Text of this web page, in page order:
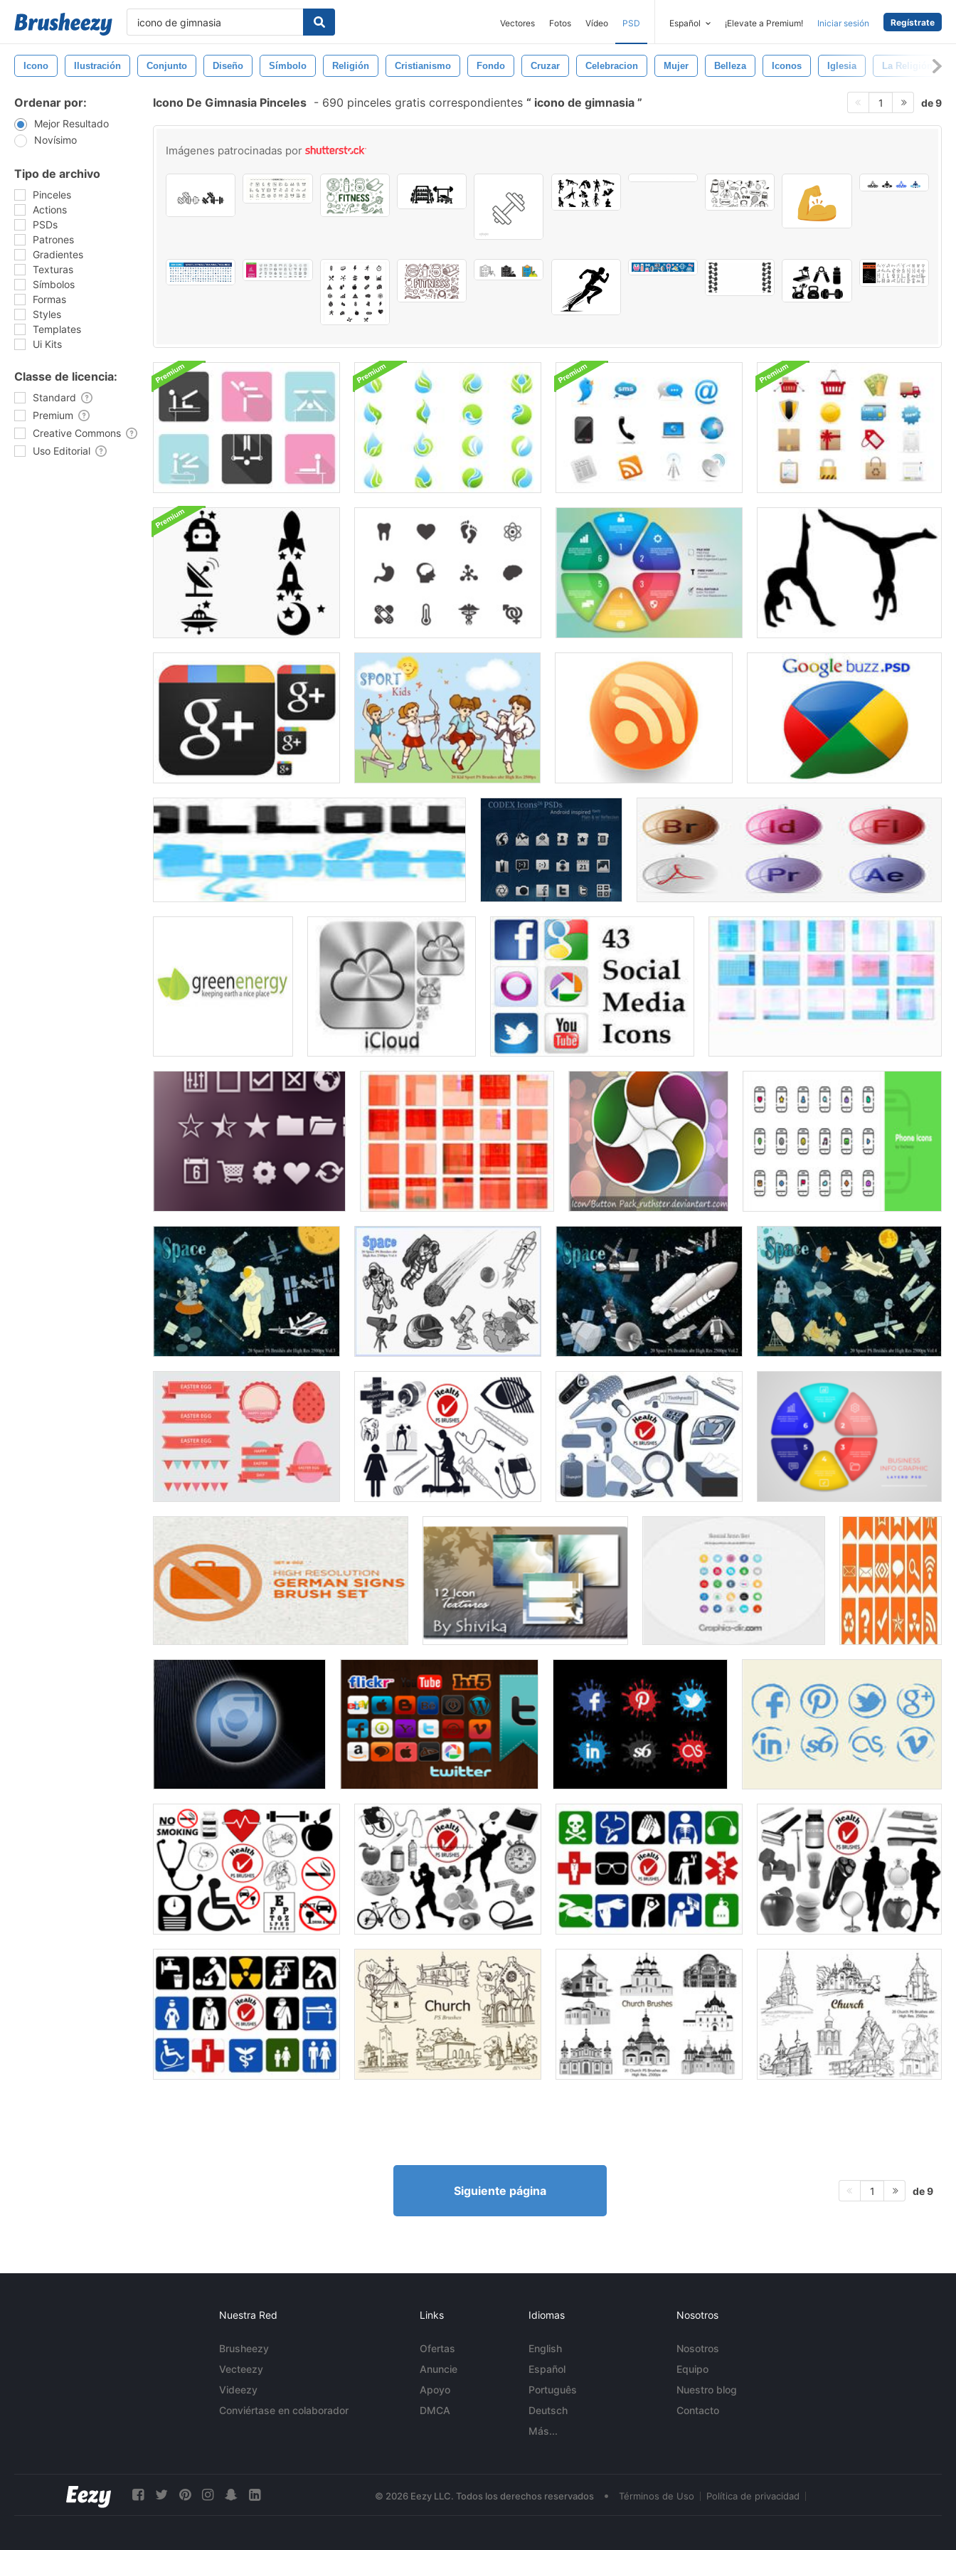
Vectores Fotos Vídeo PSD Español ¡Elevate a Premium! Iniciar sesión Regístrate
Icono Ilustración Conjunto Diseño Símbolo Religión Cristianismo Fondo Cruzar Celebracion Mujer Belleza Iconos Iglesia La Religión
Ordenar por:
Mejor Resultado
Novísimo
Tipo de archivo
Pinceles
Actions
PSDs
Patrones
Gradientes
Texturas
Símbolos
Formas
Styles
Templates
Ui Kits
Classe de licencia:
Standard
Premium
Creative Commons
Uso Editorial
Icono De Gimnasia Pinceles - 690 pinceles gratis correspondientes icono de gimnasia 1 de 9
Imágenes patrocinadas por
Siguiente página 1 de 9
Nuestra Red
Brusheezy
Vecteezy
Videezy
Conviértase en colaborador
Links
Ofertas
Anuncie
Apoyo
DMCA
Idiomas
English
Español
Português
Deutsch
Más...
Nosotros
Nosotros
Equipo
Nuestro blog
Contacto
© 2026 Eezy LLC. Todos los derechos reservados • Términos de Uso Política de privacidad